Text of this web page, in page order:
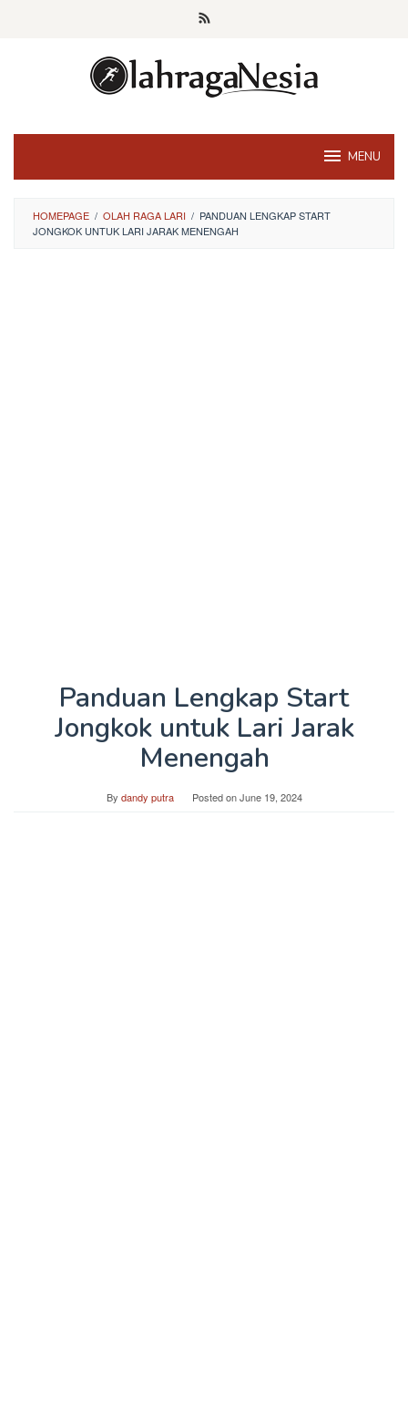
MENU
HOMEPAGE / OLAH RAGA LARI / PANDUAN LENGKAP START
JONGKOK UNTUK LARI JARAK MENENGAH
Panduan Lengkap Start
Jongkok untuk Lari Jarak
Menengah
By dandy putra Posted onJune 19, 2024